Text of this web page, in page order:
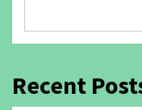
Recent